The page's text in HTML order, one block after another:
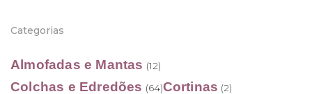
Categorias
Almofadas e Mantas (12)
Colchas e Edredões (64)Cortinas (2)